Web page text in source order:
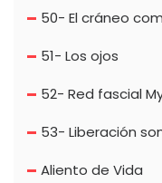
50- El cráneo
51- Los ojos
52- Red fascial
53- Liberación
Aliento de Vida